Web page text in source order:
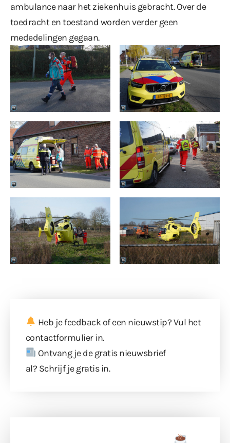
ambulance naar het ziekenhuis gebracht. Over de
toedracht en toestand worden verder geen
mededelingen gegaan.
Heb je feedback of een nieuwstip? Vul het
contactformulierin.
Ontvang je de gratis nieuwsbrief
al? Schrijf je gratis in.